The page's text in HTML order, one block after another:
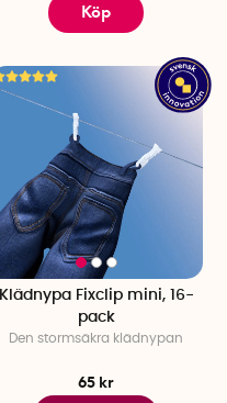
Köp
Klädnypa Fixclip mini, 16-
pack
Den stormsäkra klädnypan
65 kr